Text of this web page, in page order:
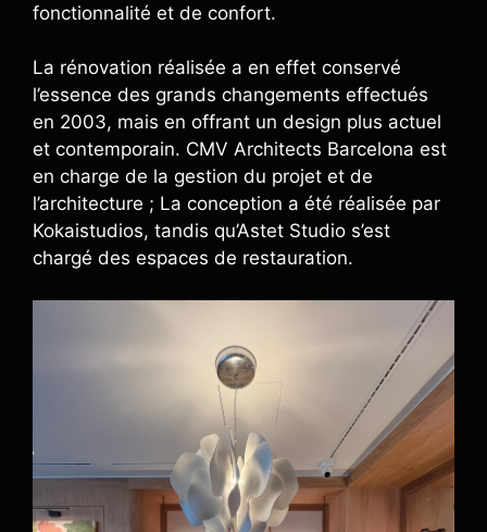
fonctionnalité et de confort.
La rénovation réalisée a en effet conservé
l’essence des grands changements effectués
en 2003, mais en offrant un design plus actuel
et contemporain. CMV Architects Barcelona est
en charge de la gestion du projet et de
l’architecture ; La conception a été réalisée par
Kokaistudios, tandis qu’Astet Studio s’est
chargé des espaces de restauration.